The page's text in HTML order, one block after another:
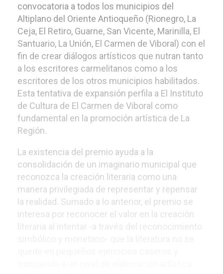
convocatoria a todos los municipios del
Altiplano del Oriente Antioqueño (Rionegro, La
Ceja, El Retiro, Guarne, San Vicente, Marinilla, El
Santuario, La Unión, El Carmen de Viboral) con el
fin de crear diálogos artísticos que nutran tanto
a los escritores carmelitanos como a los
escritores de los otros municipios habilitados.
Esta tentativa de expansión perfila a El Instituto
de Cultura de El Carmen de Viboral como
fundamental en la promoción artística de La
Región.
La existencia del premio ayuda a la
consolidación de un imaginario municipal que
reconozca la creación literaria como una
manera privilegiada de representar y repensar
la realidad. Sumado a lo anterior, el premio se
interesa por reconocer el valor en la creación